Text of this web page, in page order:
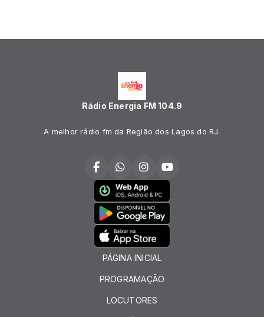
Rádio Energia FM 104.9
A melhor rádio fm da Região dos Lagos do RJ.
PÁGINA INICIAL
PROGRAMAÇÃO
LOCUTORES